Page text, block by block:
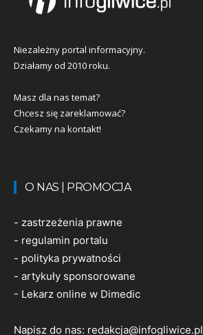
Niezależny portal informacyjny.
Działamy od 2010 roku.
Masz dla nas temat?
Chcesz się zareklamować?
Czekamy na kontakt!
O NAS | PROMOCJA
- zastrzeżenia prawne
- regulamin portalu
- polityka prywatności
- artykuły sponsorowane
- Lekarz online w Dimedic
Napisz do nas: redakcja@infogliwice.pl